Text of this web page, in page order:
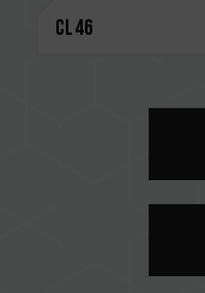
Перед
ознакомьтесь
QVL,
материнской